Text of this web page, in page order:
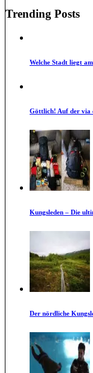
Trending Posts
Welche Stadt liegt
Göttlich! Auf der via
Kungsleden – Die
Der nördliche